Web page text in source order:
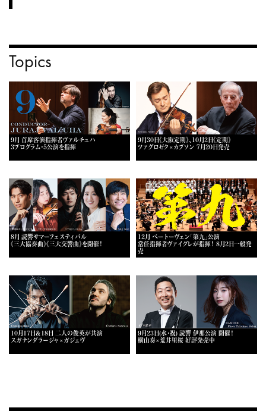
Topics
9月 首席客演指揮者ヴァルチュハ
3プログラム・5公演を指揮
9月30日《大阪定期》、10月2日《定期》
ツァグロゼク×カプソン 7月20日発売
8月 読響サマーフェスティバル
《三大協奏曲》《三大交響曲》を開催！
12月 ベートーヴェン「第九」公演
常任指揮者ヴァイグレが指揮！ 8月2日一般発
売
10月17日＆18日 二人の俊英が共演
スガナンダラージャ×ガジェヴ
9月23日(水・祝) 読響 伊那公演 開催！
横山奏×荒井里桜 好評発売中